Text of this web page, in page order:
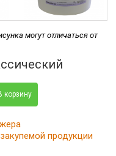
могут отличаться от
корзину
продукции